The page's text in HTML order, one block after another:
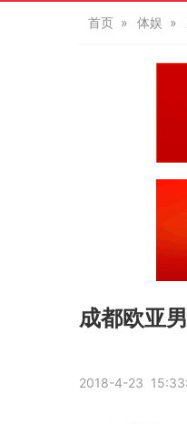
首页 体娱
成都欧亚
2018-4-23